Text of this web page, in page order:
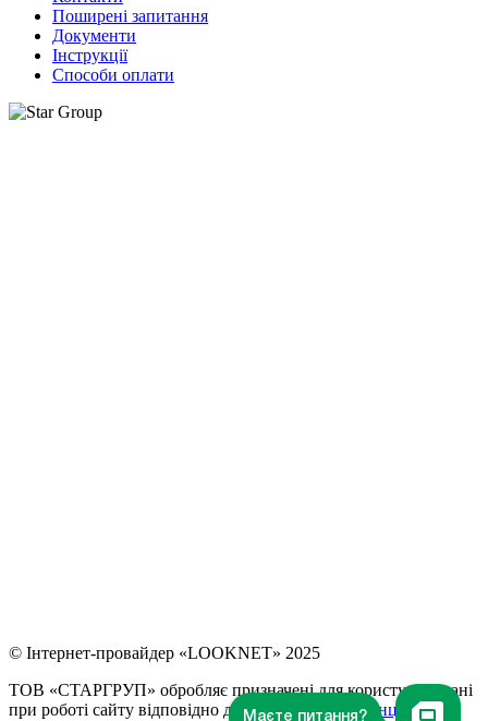
Поширені запитання
Документи
Інструкції
Способи оплати
© Інтернет-провайдер «LOOKNET» 2025
ТОВ «СТАРГРУП» обробляє призначені для користувача дані
при роботі сайту відповідно доПолітики конфіденційності